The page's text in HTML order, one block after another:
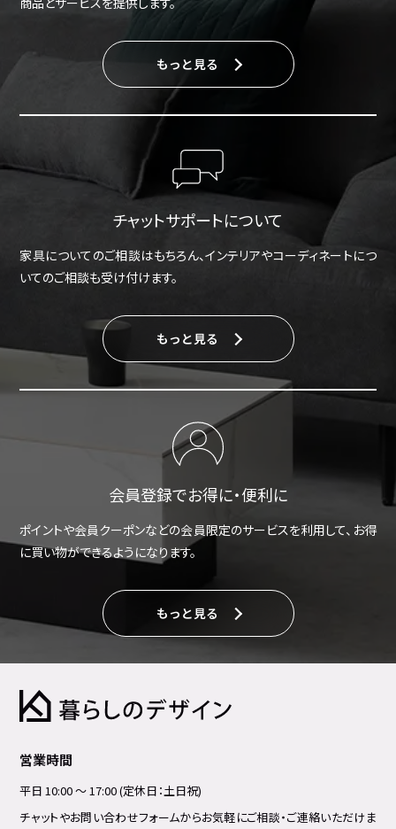
もっと見る
チャットサポートについて
家具についてのご相談はもちろん、インテリアやコーディネートにつ
いてのご相談も受け付けます。
もっと見る
会員登録でお得に・便利に
ポイントや会員クーポンなどの会員限定のサービスを利用して、お得
に買い物ができるようになります。
もっと見る
営業時間
平日 10:00 ～ 17:00 (定休日：土日祝)
チャットやお問い合わせフォームからお気軽にご相談・ご連絡いただけま